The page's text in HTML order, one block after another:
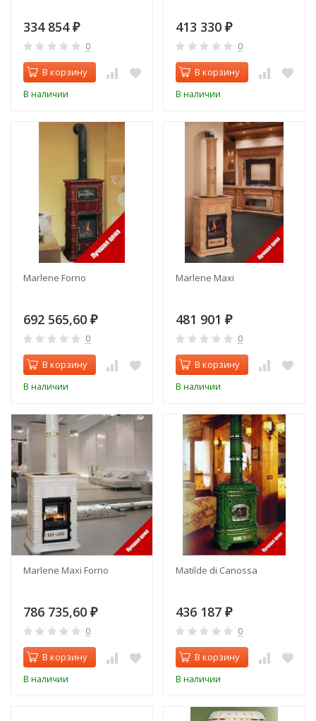
334 854 ₽
0
В корзину
В наличии
413 330 ₽
0
В корзину
В наличии
Marlene Forno
692 565,60 ₽
0
В корзину
В наличии
Marlene Maxi
481 901 ₽
0
В корзину
В наличии
Marlene Maxi Forno
786 735,60 ₽
0
В корзину
В наличии
Matilde di Canossa
436 187 ₽
0
В корзину
В наличии